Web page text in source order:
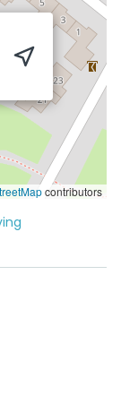
contributors